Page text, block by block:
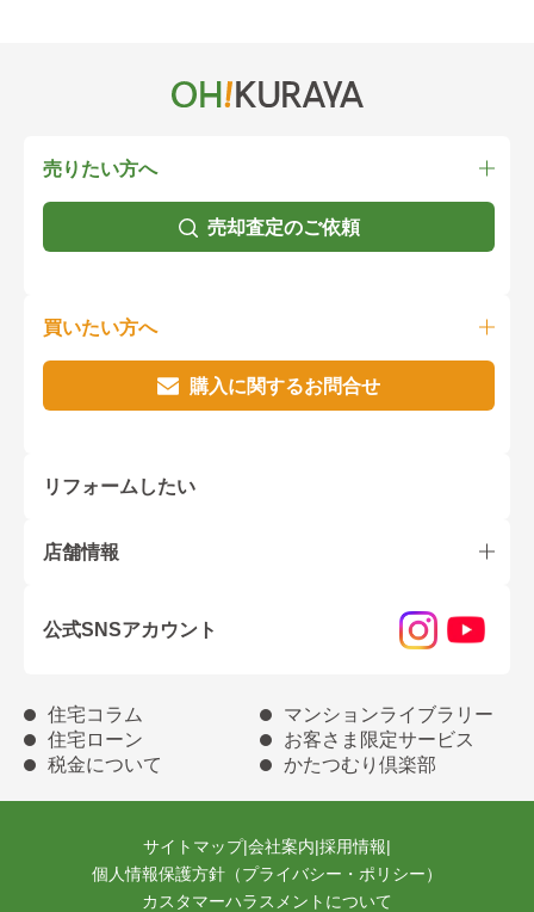
売りたい方へ
売却査定のご依頼
買いたい方へ
購入に関するお問合せ
リフォームしたい
店舗情報
公式SNSアカウント
住宅コラム
マンションライブラリー
住宅ローン
お客さま限定サービス
税金について
かたつむり倶楽部
サイトマップ|会社案内|採用情報|
個人情報保護方針（プライバシー・ポリシー）
カスタマーハラスメントについて